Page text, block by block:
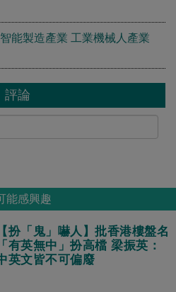
能製造產業 工業機械人產業
評論
能感興趣
【扮「鬼」嚇人】批香港樓盤名
「有英無中」扮高檔 梁振英：
英文皆不可偏廢